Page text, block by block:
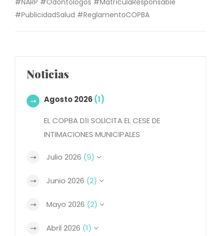
#NARP #Odontólogos #MatrículaResponsable
#PublicidadSalud #ReglamentoCOPBA
Noticias
Agosto 2026 (1)
EL COPBA D1I SOLICITA EL CESE DE
INTIMACIONES MUNICIPALES
Julio 2026 (9)
Junio 2026 (2)
Mayo 2026 (2)
Abril 2026 (1)